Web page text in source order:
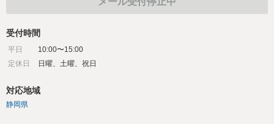
受付時間
平日
10:00〜15:00
定休日
日曜、土曜、祝日
対応地域
静岡県